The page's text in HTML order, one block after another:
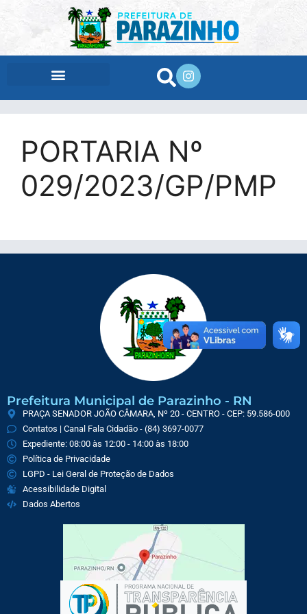
PORTARIA Nº
029/2023/GP/PMP
Prefeitura Municipal de Parazinho - RN
PRAÇA SENADOR JOÃO CÂMARA, Nº 20 - CENTRO - CEP: 59.586-000
Contatos | Canal Fala Cidadão - (84) 3697-0077
Expediente: 08:00 às 12:00 - 14:00 às 18:00
Política de Privacidade
LGPD - Lei Geral de Proteção de Dados
Acessibilidade Digital
Dados Abertos